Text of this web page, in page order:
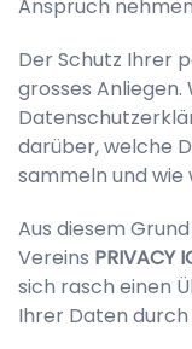
Anspruch
Der Schutz Ihrer
grosses Anliegen.
darüber, welche
sammeln und wie
Aus diesem
Vereins PRIVACY
sich rasch einen
Ihrer Daten